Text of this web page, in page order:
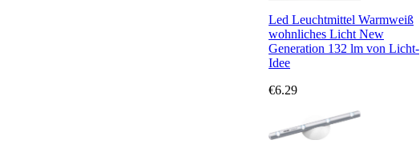
Led Leuchtmittel Warmweiß
wohnliches Licht New
Generation 132 lm von Licht-
Idee
€6.29